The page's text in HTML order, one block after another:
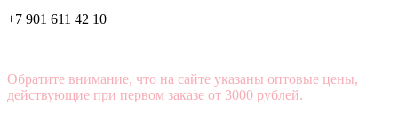
+7 901 611 42 10
Обратите внимание, что на сайте указаны оптовые цены,
действующие при первом заказе от 3000 рублей.